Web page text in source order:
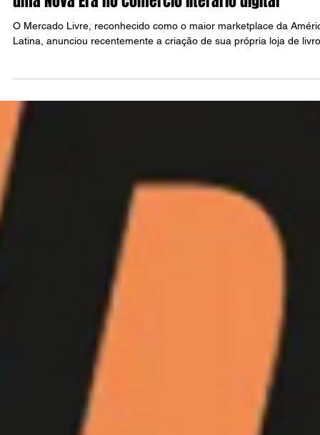
Mercado Livre inaugura loja própria de livros:
uma Nova Era no comércio literário digital